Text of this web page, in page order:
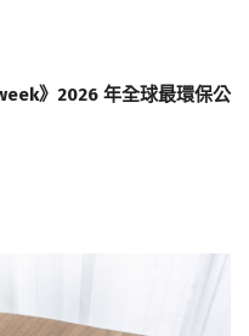
》2026 年全球最環保公